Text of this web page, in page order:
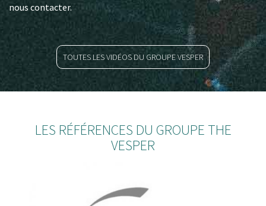
nous contacter.
TOUTES LES VIDÉOS DU GROUPE VESPER
LES RÉFÉRENCES DU GROUPE THE
VESPER